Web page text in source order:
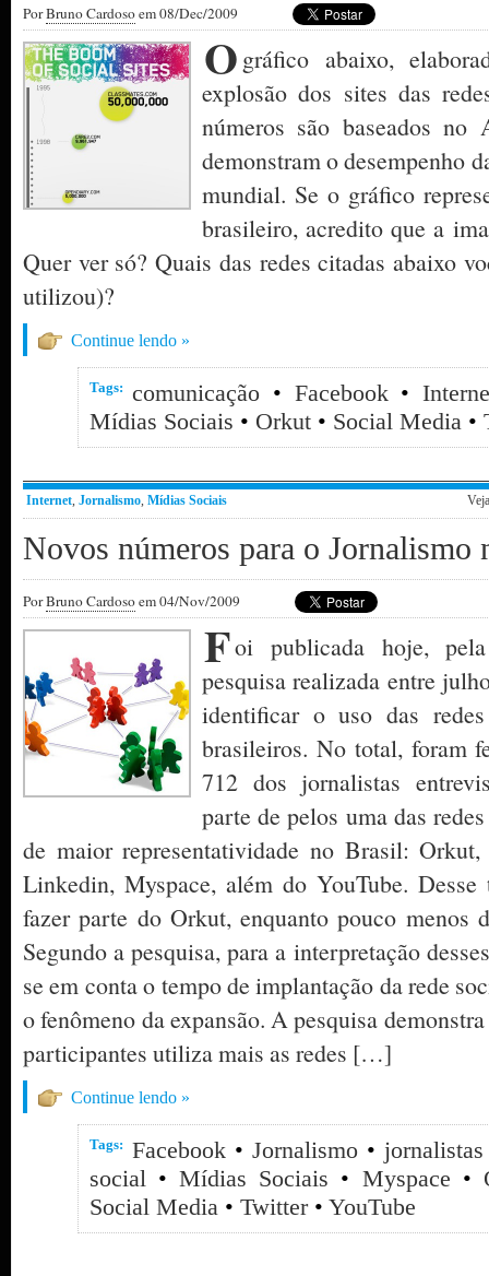
PorBruno Cardosoem 08/Dec/2009
O gráfico abaixo,
explosão dos sites das
números são baseados
demonstram o desempenho
mundial. Se o gráfico
brasileiro, acredito que a
Quer ver só? Quais das redes citadas abaixo
utilizou)?
Continue lendo »
Tags: comunicação • Facebook•
Mídias Sociais • Orkut • Social Media •
Internet, Jornalismo, Mídias Sociais
Novos números para o Jornalismo
PorBruno Cardosoem 04/Nov/2009
Foi publicada hoje,
pesquisa realizada entre
identificar o uso das
brasileiros. No total, foram
712 dos jornalistas
parte de pelos uma das
de maior representatividade no Brasil:
Linkedin, Myspace, além do YouTube.
fazer parte do Orkut, enquanto pouco menos
Segundo a pesquisa, para a interpretação
se em conta o tempo de implantação da rede
o fenômeno da expansão. A pesquisa
participantes utiliza mais as redes […]
Continue lendo »
Tags: Facebook • Jornalismo • jornalistas
social •Mídias Sociais • Myspace •
Social Media • Twitter• YouTube